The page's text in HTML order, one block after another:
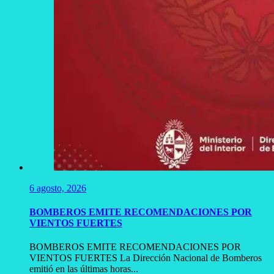
6 agosto, 2026
BOMBEROS EMITE RECOMENDACIONES POR
VIENTOS FUERTES
BOMBEROS EMITE RECOMENDACIONES POR
VIENTOS FUERTES La Dirección Nacional de Bomberos
emitió en las últimas horas...